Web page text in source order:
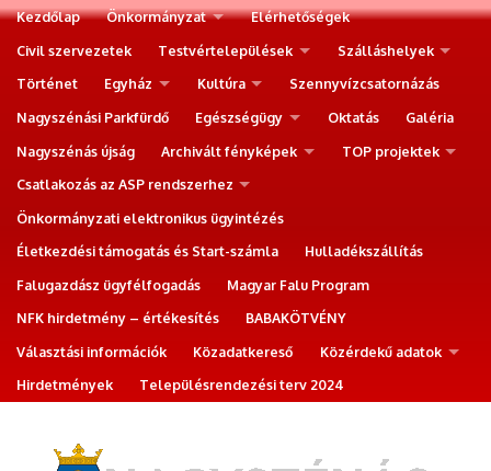
Kezdőlap Önkormányzat
Elérhetőségek
Civil szervezetek
Testvértelepülések
Szálláshelyek
Történet
Egyház Kultúra
Szennyvízcsatornázás
Nagyszénási Parkfürdő
Egészségügy Oktatás
Galéria
Nagyszénás újság
Archivált fényképek
TOP projektek
Csatlakozás az ASP rendszerhez
Önkormányzati elektronikus ügyintézés
Életkezdési támogatás és Start-számla
Hulladékszállítás
Falugazdász ügyfélfogadás
Magyar Falu Program
NFK hirdetmény – értékesítés
BABAKÖTVÉNY
Választási információk
Közadatkereső
Közérdekű adatok
Hirdetmények
Településrendezési terv 2024